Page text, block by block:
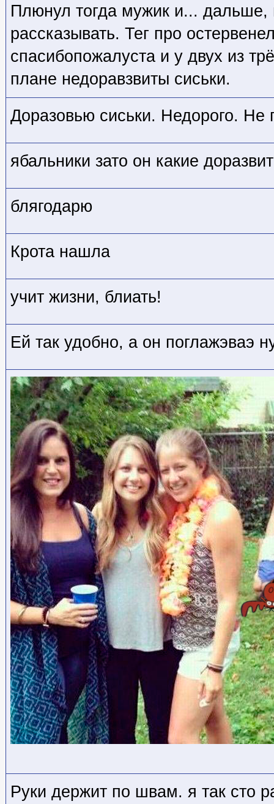
Плюнул тогда мужик и... дальше,
рассказывать. Тег про
спасибопожалуста и у двух из
плане недоравзвиты сиськи.
Доразовью сиськи. Недорого. Не
ябальники зато он какие
блягодарю
Крота нашла
учит жизни, блиать!
Ей так удобно, а он поглажэваэ
Руки держит по швам. я так сто